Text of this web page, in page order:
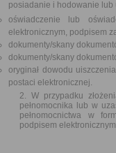
posiadanie i hodowanie lub
oświadczenie lub
elektronicznym, podpisem
dokumenty/skany
dokumenty/skany
oryginał dowodu
postaci elektronicznej.
2. W przypadku
pełnomocnika lub w
pełnomocnictwa w
podpisem